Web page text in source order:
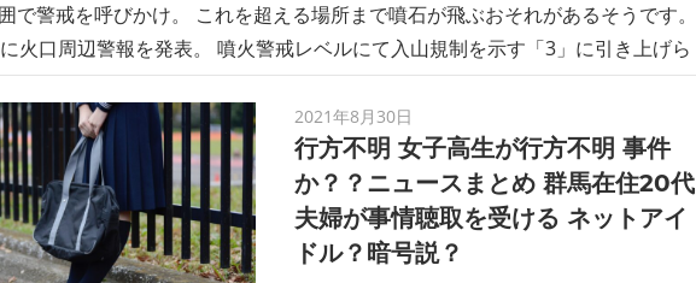
で警戒を呼びかけ。 これを超える場所まで噴石が飛ぶおそれがあるそうです。
火口周辺警報を発表。 噴火警戒レベルにて入山規制を示す「3」に引き上げら
2021年8月30日
行方不明 女子高生が行方不明 事件
か？？ニュースまとめ 群馬在住20代
夫婦が事情聴取を受ける ネットアイ
ドル？暗号説？